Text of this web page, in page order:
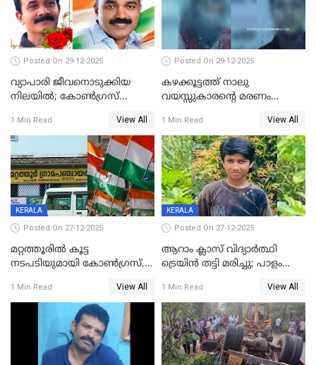
Posted On 29-12-2025
വ്യാപാരി ജീവനൊടുക്കിയ
നിലയില്‍; കോണ്‍ഗ്രസ്
മാനസികപീഡനമെന്ന് കുറിപ്പ്
1 Min Read View All
Posted On 29-12-2025
കഴക്കൂട്ടത്ത് നാലു
വയസ്സുകാരന്റെ മരണം
സുഹൃത്തും പൊലീസ്
കസ്റ്റഡിയിൽ
1 Min Read View All
KERALA
Posted On 27-12-2025
മറ്റത്തൂരിൽ കൂട്ട
നടപടിയുമായി കോണ്‍ഗ്രസ്,
എട്ട് പേര്‍ ഉള്‍പ്പെടെ
പത്തുപേരെ പുറത്താക്കി,
ചൊവ്വന്നൂരിലും നടപടി
1 Min Read View All
KERALA
Posted On 27-12-2025
ആറാം ക്ലാസ് വിദ്യാർത്ഥി
ട്രെയിൻ തട്ടി മരിച്ചു; പാളം
അപകടം മലപ്പുറത്ത്
1 Min Read View All